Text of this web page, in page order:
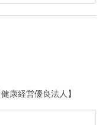
康経営優良法人】